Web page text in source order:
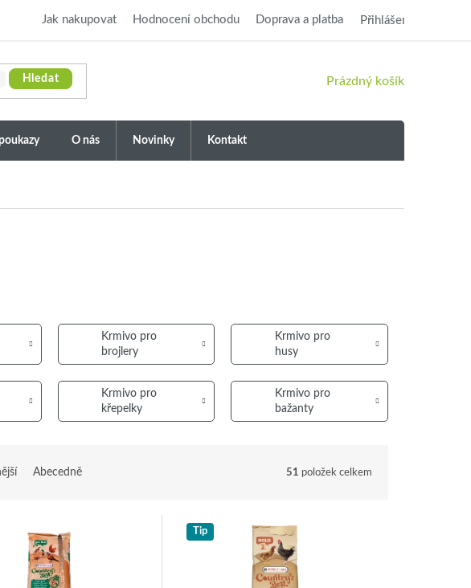
Jak nakupovat Hodnocení obchodu Doprava a platba Přihlášení
Hledat
NÁKUPNÍ
Prázdný košík
O nás Novinky Kontakt
Krmivo pro
brojlery
Krmivo pro
husy
Krmivo pro
křepelky
Krmivo pro
bažanty
Abecedně 51 položek celkem
Tip